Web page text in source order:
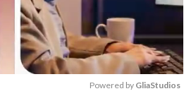
Powered by GliaStudios